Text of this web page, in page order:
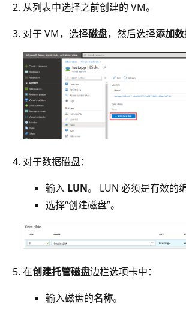
从列表中选择之前创建的 VM。
对于 VM，选择磁盘，然后选择添加
对于数据磁盘：
输入 LUN。 LUN 必须是有效的编
选择“创建磁盘”。
在创建托管磁盘边栏选项卡中：
输入磁盘的名称。